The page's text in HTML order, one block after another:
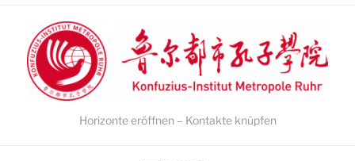
Horizonte eröffnen – Kontakte knüpfen